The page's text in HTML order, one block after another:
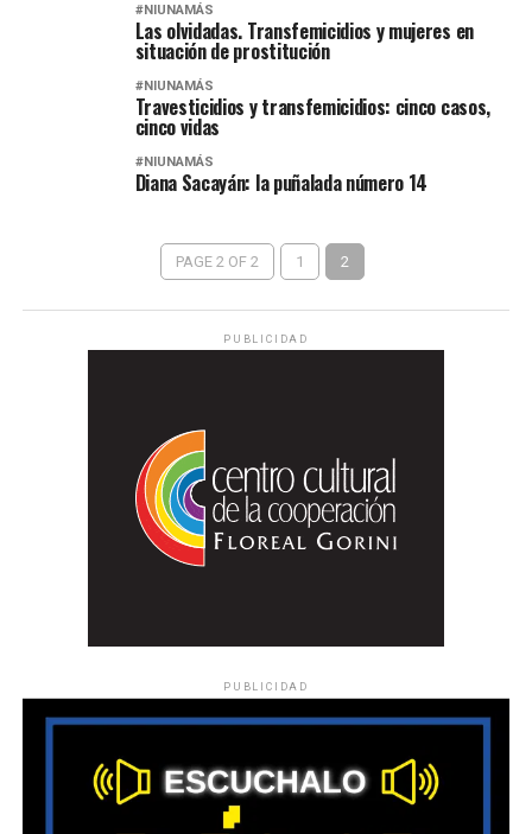
#NIUNAMÁS
Las olvidadas. Transfemicidios y mujeres en
situación de prostitución
#NIUNAMÁS
Travesticidios y transfemicidios: cinco casos,
cinco vidas
#NIUNAMÁS
Diana Sacayán: la puñalada número 14
PAGE 2 OF 2 1 2
PUBLICIDAD
PUBLICIDAD